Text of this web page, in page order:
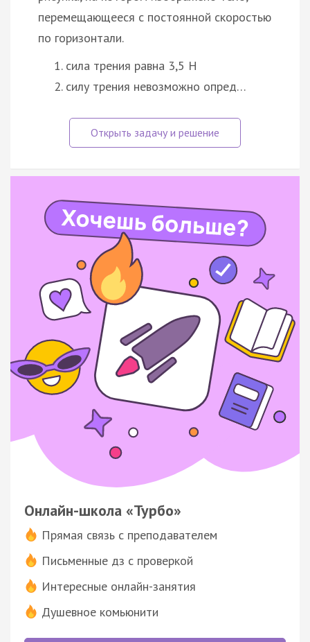
перемещающееся с постоянной скоростью
по горизонтали.
сила трения равна 3,5 H
силу трения невозможно опред…
Онлайн-школа «Турбо»
Прямая связь с преподавателем
Письменные дз с проверкой
Интересные онлайн-занятия
Душевное комьюнити